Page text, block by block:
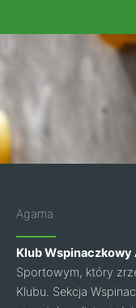
Agama
Klub Wspinaczkowy
Sportowym, który
Klubu. Sekcja